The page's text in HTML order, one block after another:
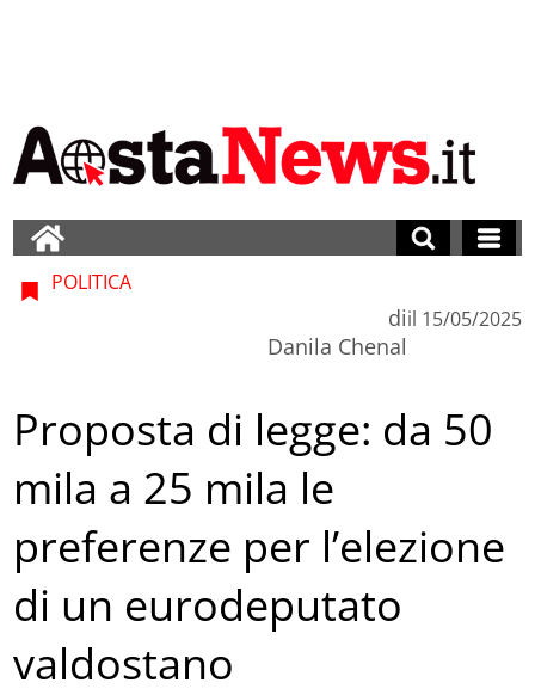
POLITICA
di
Danila Chenal
il 15/05/2025
Proposta di legge: da 50
mila a 25 mila le
preferenze per l’elezione
di un eurodeputato
valdostano